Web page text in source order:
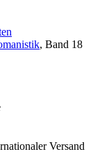
, Band 18
Versand